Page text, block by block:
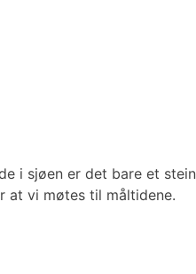
i sjøen er det bare et
at vi møtes til måltidene.